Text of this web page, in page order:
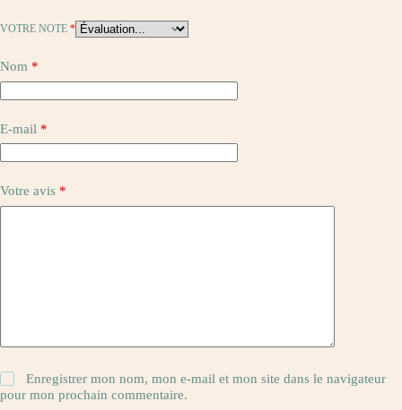
VOTRE NOTE *
Nom *
E-mail *
Votre avis *
Enregistrer mon nom, mon e-mail et mon site dans le navigateur
pour mon prochain commentaire.